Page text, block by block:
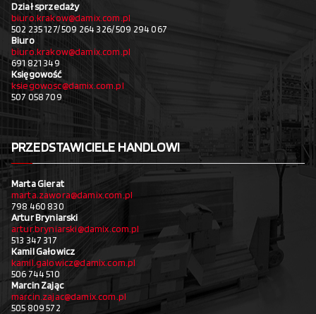
Dział sprzedaży
biuro.krakow@damix.com.pl
502 235 127/ 509 264 326/ 509 294 067
Biuro
biuro.krakow@damix.com.pl
691 821 349
Księgowość
ksiegowosc@damix.com.pl
507 058 709
PRZEDSTAWICIELE HANDLOWI
Marta Gierat
marta.zawora@damix.com.pl
798 460 830
Artur Bryniarski
artur.bryniarski@damix.com.pl
513 347 317
Kamil Gałowicz
kamil.galowicz@damix.com.pl
506 744 510
Marcin Zając
marcin.zajac@damix.com.pl
505 809 572